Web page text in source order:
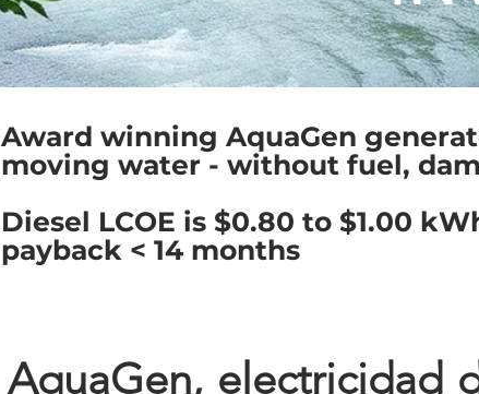
AquaGen, electricidad
Award winning AquaGen
moving water - without fuel,
Diesel LCOE is $0.80 to $1.00
payback < 14 months